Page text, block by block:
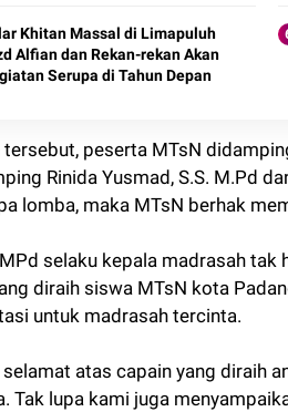
Khitan Massal di Limapuluh
Alfian dan Rekan-rekan Akan
Serupa di Tahun Depan
peserta MTsN
Rinida Yusmad, S.S. M.Pd
lomba, maka MTsN berhak
selaku kepala madrasah
diraih siswa MTsN kota
untuk madrasah tercinta.
atas capain yang diraih
Tak lupa kami juga